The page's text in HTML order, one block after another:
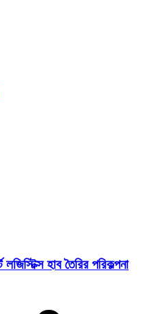
হাব তৈরির পরিকল্পনা